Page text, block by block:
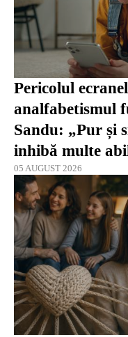
Pericolul
analfabetismul
Sandu: „Pur și
inhibă multe
05 AUGUST 2026